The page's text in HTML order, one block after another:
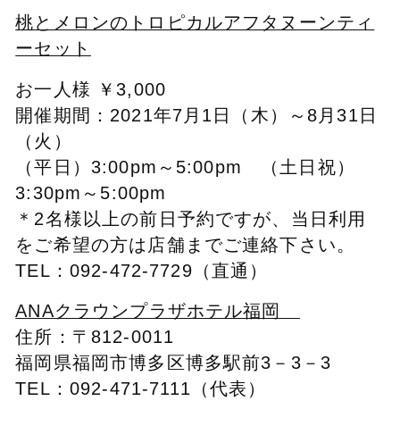
桃とメロンのトロピカルアフタヌーンティ
ーセット
お一人様 ￥3,000
開催期間：2021年7月1日（木）～8月31日
（火）
（平日）3:00pm～5:00pm （土日祝）
3:30pm～5:00pm
＊2名様以上の前日予約ですが、当日利用
をご希望の方は店舗までご連絡下さい。
TEL：092-472-7729（直通）
ANAクラウンプラザホテル福岡
住所：〒812-0011
福岡県福岡市博多区博多駅前3－3－3
TEL：092-471-7111（代表）